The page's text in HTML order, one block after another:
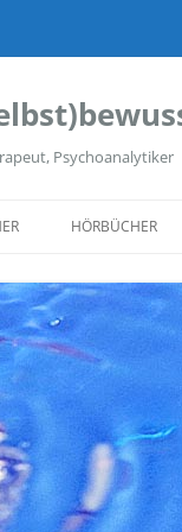
Psychoanalytiker
HÖRBÜCHER